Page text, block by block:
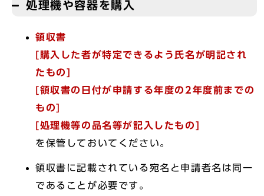
処理機や容器を購入
領収書
[購入した者が特定できるよう氏名が明記され
たもの]
[領収書の日付が申請する年度の2年度前までの
もの]
[処理機等の品名等が記入したもの]
を保管しておいてください。
領収書に記載されている宛名と申請者名は同一
であることが必要です。